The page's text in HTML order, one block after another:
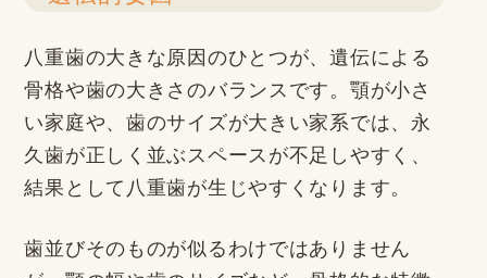
八重歯の大きな原因のひとつが、遺伝による
骨格や歯の大きさのバランスです。顎が小さ
い家庭や、歯のサイズが大きい家系では、永
久歯が正しく並ぶスペースが不足しやすく、
結果として八重歯が生じやすくなります。
歯並びそのものが似るわけではありません